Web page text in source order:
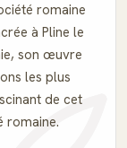
romaine
à Pline le
son œuvre
les plus
de cet
romaine.